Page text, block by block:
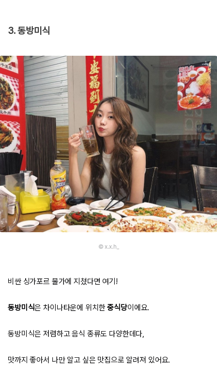
3. 동방미식
© x.x.h_
비싼 싱가포르 물가에 지쳤다면 여기!
동방미식은 차이나타운에 위치한중식당이에요.
동방미식은 저렴하고 음식 종류도 다양한데다,
맛까지 좋아서 나만 알고 싶은 맛집으로 알려져 있어요.